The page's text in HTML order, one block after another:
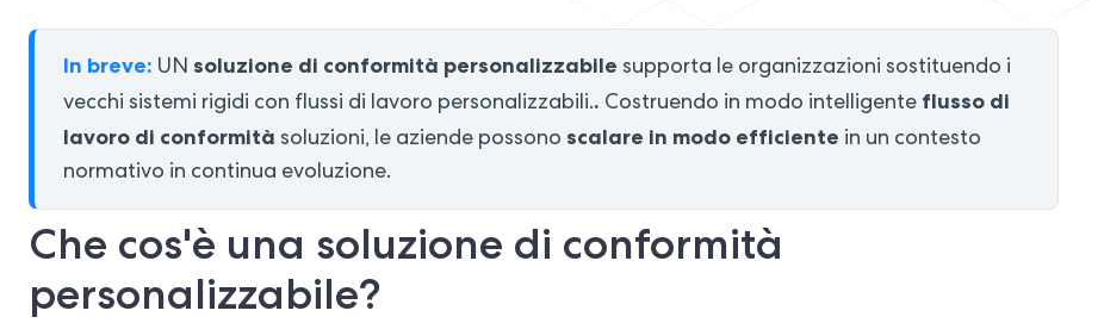
In breve: UN soluzione di conformità personalizzabile supporta le organizzazioni sostituendo i
vecchi sistemi rigidi con flussi di lavoro personalizzabili.. Costruendo in modo intelligente flusso di
lavoro di conformità soluzioni, le aziende possono scalare in modo efficiente in un contesto
normativo in continua evoluzione.
Che cos'è una soluzione di conformità
personalizzabile?